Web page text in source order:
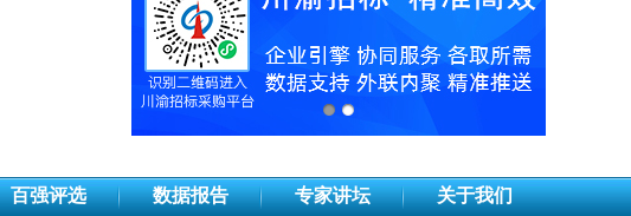
百强评选 数据报告 专家讲坛 关于我们